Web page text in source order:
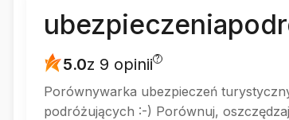
5.0z 9 opinii ?
Porównywarka ubezpieczeń
podróżujących :-) Porównuj,